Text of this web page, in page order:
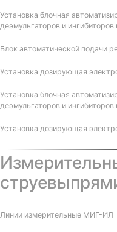
Установка блочная
деэмульгаторов и
Блок автоматической подачи
Установка дозирующая
Установка блочная
деэмульгаторов и
Установка дозирующая
Линии измерительные МИГ-ИЛ